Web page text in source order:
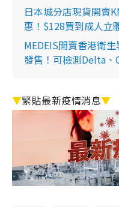
日本城分店現貨開賣
惠！$128買到成人立
MEDEIS開賣香港衛
發售！可檢測Delta
▼緊貼最新疫情消息▼